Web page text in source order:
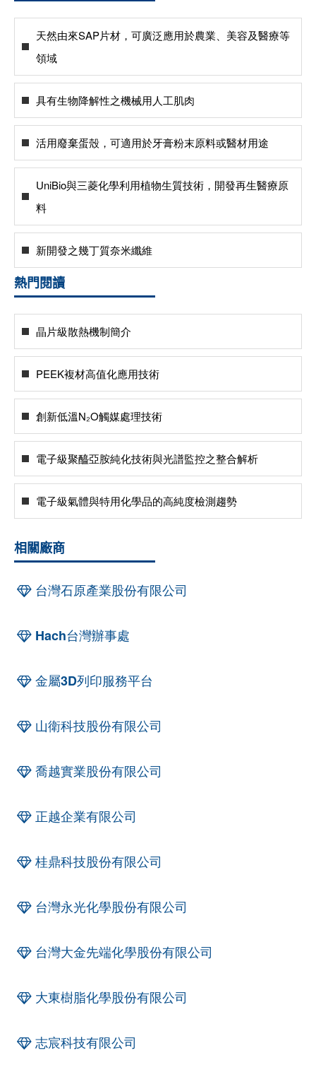
天然由來SAP片材，可廣泛應用於農業、美容及醫療等
領域
具有生物降解性之機械用人工肌肉
活用廢棄蛋殼，可適用於牙膏粉末原料或醫材用途
UniBio與三菱化學利用植物生質技術，開發再生醫療原
料
新開發之幾丁質奈米纖維
熱門閱讀
晶片級散熱機制簡介
PEEK複材高值化應用技術
創新低溫N₂O觸媒處理技術
電子級聚醯亞胺純化技術與光譜監控之整合解析
電子級氣體與特用化學品的高純度檢測趨勢
相關廠商
台灣石原產業股份有限公司
Hach台灣辦事處
金屬3D列印服務平台
山衛科技股份有限公司
喬越實業股份有限公司
正越企業有限公司
桂鼎科技股份有限公司
台灣永光化學股份有限公司
台灣大金先端化學股份有限公司
大東樹脂化學股份有限公司
志宸科技有限公司